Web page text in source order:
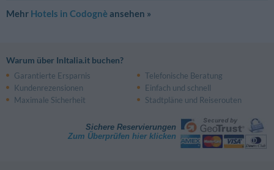
Mehr Hotels in Codognè ansehen »
Warum über InItalia.it buchen?
Garantierte Ersparnis
Telefonische Beratung
Kundenrezensionen
Einfach und schnell
Maximale Sicherheit
Stadtpläne und Reiserouten
Sichere Reservierungen
Zum Überprüfen hier klicken